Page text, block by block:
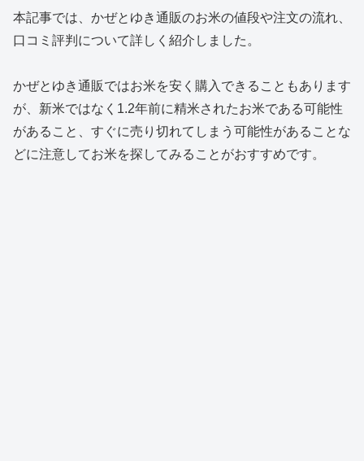
本記事では、かぜとゆき通販のお米の値段や注文の流れ、
口コミ評判について詳しく紹介しました。
かぜとゆき通販ではお米を安く購入できることもあります
が、新米ではなく1.2年前に精米されたお米である可能性
があること、すぐに売り切れてしまう可能性があることな
どに注意してお米を探してみることがおすすめです。